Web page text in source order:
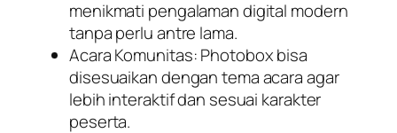
menikmati pengalaman digital modern
tanpa perlu antre lama.
Acara Komunitas: Photobox bisa
disesuaikan dengan tema acara agar
lebih interaktif dan sesuai karakter
peserta.